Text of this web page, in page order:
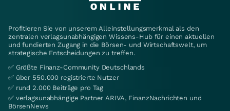
Profitieren Sie von unserem Alleinstellungsmerkmal als den
zentralen verlagsunabhängigen Wissens-Hub für einen aktuellen
und fundierten Zugang in die Börsen- und Wirtschaftswelt, um
strategische Entscheidungen zu treffen.
✅ Größte Finanz-Community Deutschlands
✅ über 550.000 registrierte Nutzer
✅ rund 2.000 Beiträge pro Tag
✅ verlagsunabhängige Partner ARIVA, FinanzNachrichten und
BörsenNews